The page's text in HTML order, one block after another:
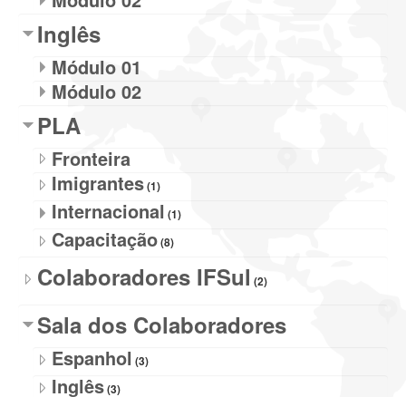
Inglês
Módulo 01
Módulo 02
PLA
Fronteira
Imigrantes(1)
Internacional (1)
Capacitação(8)
Colaboradores IFSul (2)
Sala dos Colaboradores
Espanhol (3)
Inglês(3)